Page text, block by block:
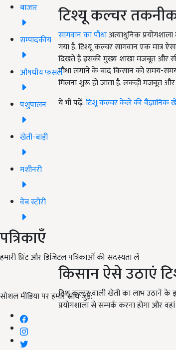
बाजार
सम्पादकीय
औषधीय फसलें
पशुपालन
खेती-बाड़ी
मशीनरी
वेब स्टोरी
पत्रिकाएँ
हमारी प्रिंट और डिजिटल पत्रिकाओं की सदस्यता लें
सोशल मीडिया पर हमारे साथ जुड़ें:
टिश्यू कल्चर
सागवान का पौधाअत्याधुनिक
गया है. टिश्यू कल्चर सागवान एक मात्र
दिखते हैं इसकी मुख्य शाखा मजबूत और
पौधा लगाने के बाद किसान को समय-
मिलना शुरू हो जाता है. लकड़ी मजबूत और
ये भी पढ़ें:टिशू कल्चर केले की वैज्ञानिक
किसान ऐसे उठाएं
टिशू कल्टर वाली खेती का लाभ उठाने के
प्रयोगशाला से सम्पर्क करना होगा और